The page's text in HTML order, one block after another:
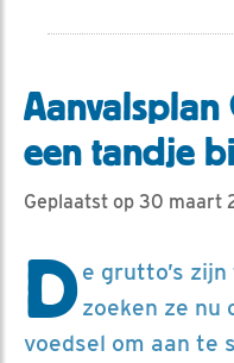
Aanvalsplan
een tandje
Geplaatst op 30 maart
De grutto’s
zoeken ze nu
voedsel om aan te